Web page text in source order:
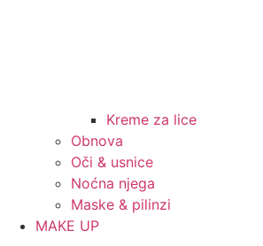
Kreme za lice
Obnova
Oči & usnice
Noćna njega
Maske & pilinzi
MAKE UP